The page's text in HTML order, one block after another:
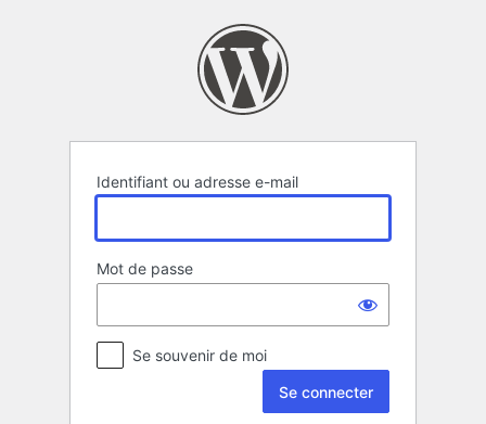
Identifiant ou adresse e-mail
Mot de passe
Se souvenir de moi